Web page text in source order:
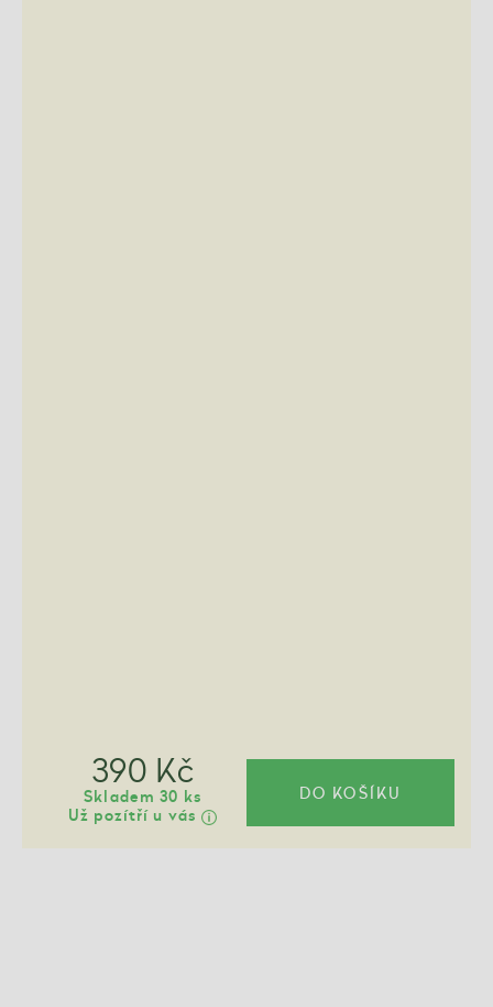
390 Kč
Skladem 30 ks
Už pozítří u vás
DO KOŠÍKU